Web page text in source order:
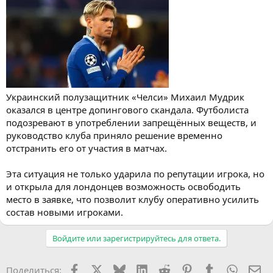
Украинский полузащитник «Челси» Михаил Мудрик
оказался в центре допингового скандала. Футболиста
подозревают в употреблении запрещённых веществ, и
руководство клуба приняло решение временно
отстранить его от участия в матчах.
Эта ситуация не только ударила по репутации игрока, но
и открыла для лондонцев возможность освободить
место в заявке, что позволит клубу оперативно усилить
состав новыми игроками.
Войдите или зарегистрируйтесь для ответа.
Поделиться: FacebookX (Twitter)
BlueskyLinkedIn
Reddit PinterestTumblr